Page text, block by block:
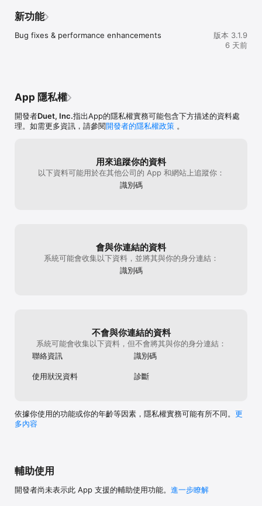
括 Photoshop、Corel Painter、Lightroom、ToonBoom、
Illustrator、Manga Studio 等。
— 媒體報導 —
Lifehacker -「快速、易用且超好用」
— 用戶好評 —
「我拿到 iPad 後就一直想要這樣的功能，超好用，本來就應該這樣。
神奇！就好像我忽然有一個全新、可以在任何地方使用的第二個螢
「我用了 Duet，使用經驗非常棒！」
所有 10.9 (Mavericks) 或以上的 Mac
所有 Windows 7 或以上的 PC
《Duet Pro》適用於：
所有 10.9 (Mavericks) 或以上的 Mac
price may vary by location. Duet Pro subscriptions will be
charged to your credit card through your iTunes account. Your
Pro in Account Settings after the optional upgrade.
如欲了解更多內容，歡迎瀏覽 http://www.duetdisplay.com
Terms: https://www.duetdisplay.com/help-center/duet-terms-
surprisingly, 2 of their Employers
contacted me and helped me to resolve
the problems. After updating the
software on Windows 11 and my iPad,
and long-term reliability deserves 5 stars
from me. Good job duet.
ago.I
everything,
it’s very easy
am doing. It’s
新功能
Bug fixes & performance enhancements
版本 3.1.9
6 天前
App 隱私權
開發者Duet, Inc.指出App的隱私權實務可能包含下方描述的資料處
理。如需更多資訊，請參閱開發者的隱私權政策 。
用來追蹤你的資料
以下資料可能用於在其他公司的 App 和網站上追蹤你：
識別碼
會與你連結的資料
系統可能會收集以下資料，並將其與你的身分連結：
識別碼
不會與你連結的資料
系統可能會收集以下資料，但不會將其與你的身分連結：
聯絡資訊
識別碼
使用狀況資料 診斷
依據你使用的功能或你的年齡等因素，隱私權實務可能有所不同。 更
多內容
輔助使用
開發者尚未表示此 App 支援的輔助使用功能。 進一步瞭解